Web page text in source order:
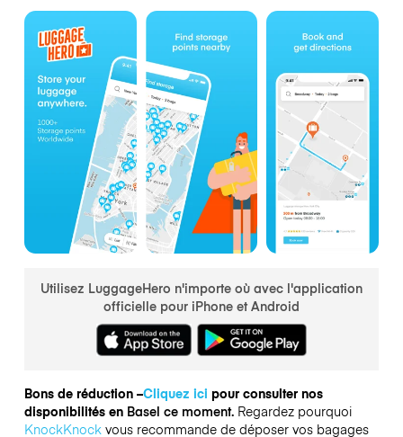
Utilisez LuggageHero n'importe où avec l'application
officielle pour iPhone et Android
Bons de réduction –Cliquez ici pour consulter nos
disponibilités en Basel ce moment. Regardez pourquoi
KnockKnockvous recommande de déposer vos bagages